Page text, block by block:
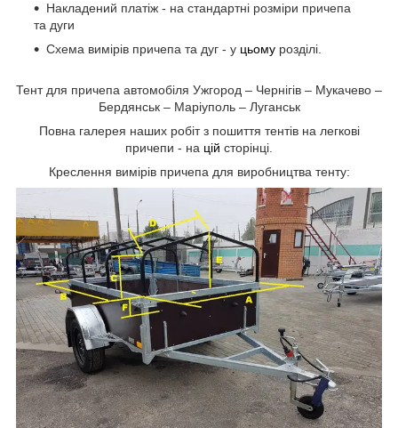
Накладений платіж - на стандартні розміри причепа
та дуги
Схема вимірів причепа та дуг - у цьому розділі.
Тент для причепа автомобіля Ужгород – Чернігів – Мукачево –
Бердянськ – Маріуполь – Луганськ
Повна галерея наших робіт з пошиття тентів на легкові
причепи - на цій сторінці.
Креслення вимірів причепа для виробництва тенту: